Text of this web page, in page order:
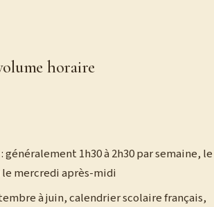
horaire
: généralement 1h30 à 2h30 par semaine, le
mercredi après-midi
à juin, calendrier scolaire français,